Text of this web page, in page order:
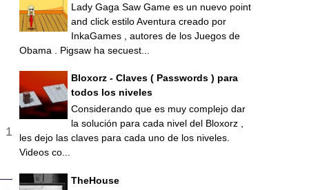
Lady Gaga Saw Game es un nuevo point
and click estilo Aventura creado por
InkaGames , autores de los Juegos de
Obama . Pigsaw ha secuest...
Bloxorz - Claves ( Passwords ) para
todos los niveles
Considerando que es muy complejo dar
la solución para cada nivel del Bloxorz ,
les dejo las claves para cada uno de los niveles.
Videos co...
TheHouse